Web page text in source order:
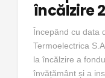
încălzire
Începând cu data
Termoelectrica
la încălzire a
învățământ și a